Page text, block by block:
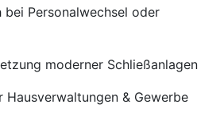
bei Personalwechsel oder
moderner Schließanlagen
& Gewerbe